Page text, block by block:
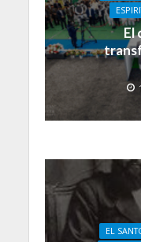
El
EL